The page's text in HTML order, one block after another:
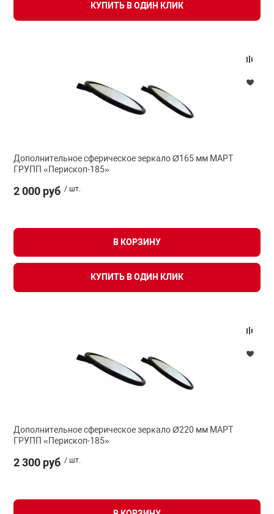
КУПИТЬ В ОДИН КЛИК
Дополнительное сферическое зеркало Ø165 мм МАРТ
ГРУПП «Перископ-185»
2 000 руб / шт.
В КОРЗИНУ
КУПИТЬ В ОДИН КЛИК
Дополнительное сферическое зеркало Ø220 мм МАРТ
ГРУПП «Перископ-185»
2 300 руб / шт.